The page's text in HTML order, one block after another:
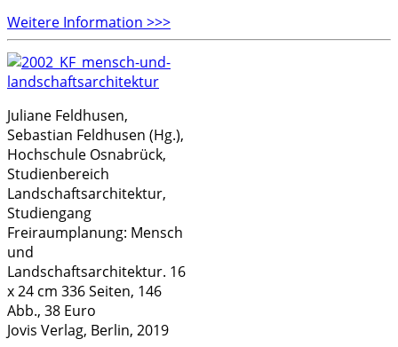
Weitere Information >>>
Juliane Feldhusen,
Sebastian Feldhusen (Hg.),
Hochschule Osnabrück,
Studienbereich
Landschaftsarchitektur,
Studiengang
Freiraumplanung: Mensch
und
Landschaftsarchitektur. 16
x 24 cm 336 Seiten, 146
Abb., 38 Euro
Jovis Verlag, Berlin, 2019